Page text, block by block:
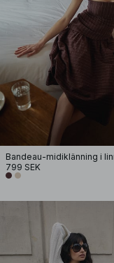
799 SEK